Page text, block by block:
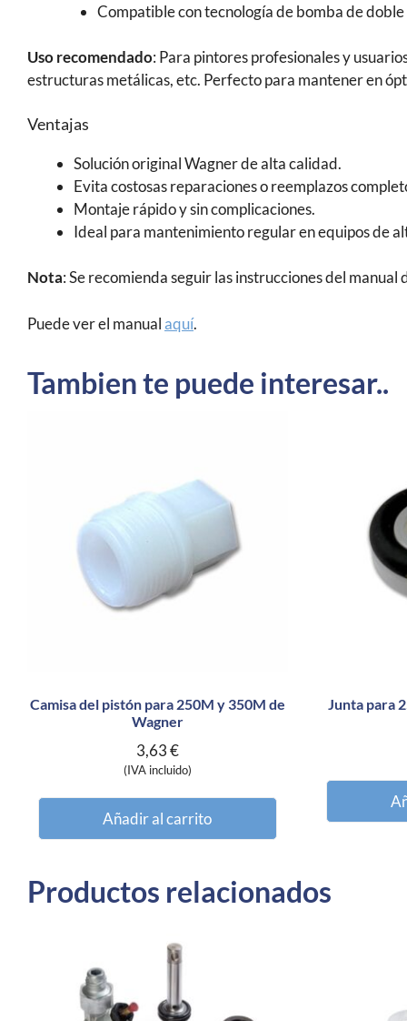
Compatible con tecnología de bomba de
Uso recomendado: Para pintores profesionales y
estructuras metálicas, etc. Perfecto para mantener en
Ventajas
Solución original Wagner de alta calidad.
Evita costosas reparaciones o reemplazos
Montaje rápido y sin complicaciones.
Ideal para mantenimiento regular en equipos de
Nota: Se recomienda seguir las instrucciones del
Puede ver el manualaquí.
Tambien te puede interesar..
Camisa del pistón para 250M y 350M de
Wagner
3,63€
(IVA incluido)
Añadir al carrito
Junta para
Productos relacionados